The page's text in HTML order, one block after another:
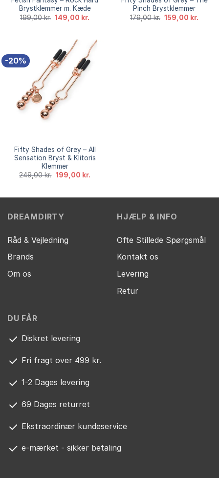
Brystklemmer m. Kæde
199,00kr. Den
oprindelige
199,00 kr..
149,00 kr.
149,00 kr..
Pinch Brystklemmer
179,00kr. Den
oprindelige
159,00 kr.
-20%
Fifty Shades of Grey – All
Sensation Bryst & Klitoris
Klemmer
249,00kr. Den
oprindelige
249,00 kr..
199,00 kr.Den
199,00 kr..
DREAMDIRTY
Råd & Vejledning
Brands
Om os
HJÆLP & INFO
Ofte Stillede Spørgsmål
Kontakt os
Levering
Retur
DU FÅR
Diskret levering
Fri fragt over 499 kr.
1-2 Dages levering
69 Dages returret
Ekstraordinær kundeservice
e-mærket - sikker betaling